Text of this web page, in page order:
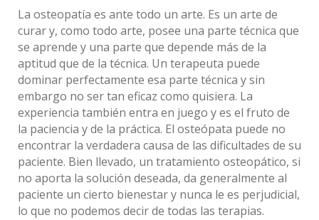
La osteopatía es ante todo un arte. Es un arte de
curar y, como todo arte, posee una parte técnica que
se aprende y una parte que depende más de la
aptitud que de la técnica. Un terapeuta puede
dominar perfectamente esa parte técnica y sin
embargo no ser tan eficaz como quisiera. La
experiencia también entra en juego y es el fruto de
la paciencia y de la práctica. El osteópata puede no
encontrar la verdadera causa de las dificultades de su
paciente. Bien llevado, un tratamiento osteopático, si
no aporta la solución deseada, da generalmente al
paciente un cierto bienestar y nunca le es perjudicial,
lo que no podemos decir de todas las terapias.